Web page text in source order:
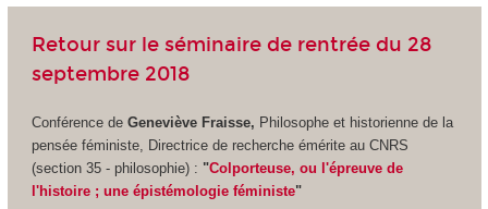
Retour sur le séminaire de rentrée du 28
septembre 2018
Conférence deGeneviève Fraisse, Philosophe et historienne de la
pensée féministe, Directrice de recherche émérite au CNRS
(section 35 - philosophie) : "Colporteuse, ou l'épreuve de
l'histoire ; une épistémologie féministe"